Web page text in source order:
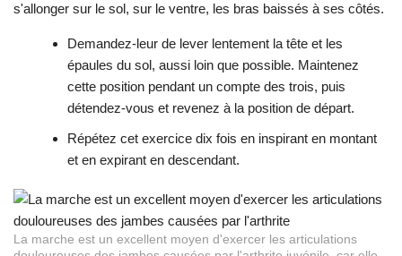
s'allonger sur le sol, sur le ventre, les bras baissés à ses côtés.
Demandez-leur de lever lentement la tête et les
épaules du sol, aussi loin que possible. Maintenez
cette position pendant un compte des trois, puis
détendez-vous et revenez à la position de départ.
Répétez cet exercice dix fois en inspirant en montant
et en expirant en descendant.
La marche est un excellent moyen d'exercer les articulations